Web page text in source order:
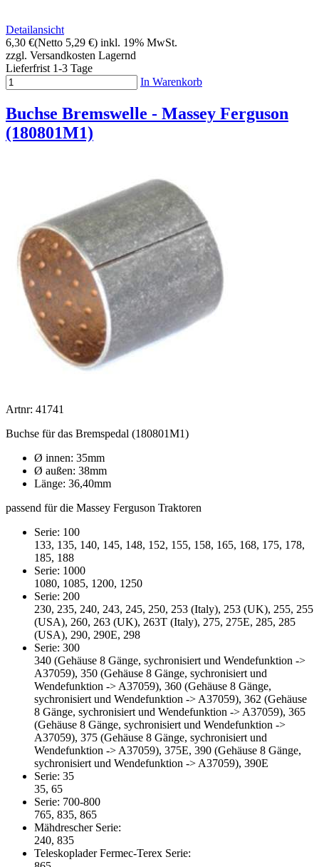
Detailansicht
6,30 €(Netto 5,29 €) inkl. 19% MwSt.
zzgl. Versandkosten Lagernd
Lieferfrist 1-3 Tage
In Warenkorb
Buchse Bremswelle - Massey Ferguson
(180801M1)
Artnr: 41741
Buchse für das Bremspedal (180801M1)
Ø innen: 35mm
Ø außen: 38mm
Länge: 36,40mm
passend für die Massey Ferguson Traktoren
Serie: 100
133, 135, 140, 145, 148, 152, 155, 158, 165, 168, 175, 178,
185, 188
Serie: 1000
1080, 1085, 1200, 1250
Serie: 200
230, 235, 240, 243, 245, 250, 253 (Italy), 253 (UK), 255, 255
(USA), 260, 263 (UK), 263T (Italy), 275, 275E, 285, 285
(USA), 290, 290E, 298
Serie: 300
340 (Gehäuse 8 Gänge, sychronisiert und Wendefunktion ->
A37059), 350 (Gehäuse 8 Gänge, sychronisiert und
Wendefunktion -> A37059), 360 (Gehäuse 8 Gänge,
sychronisiert und Wendefunktion -> A37059), 362 (Gehäuse
8 Gänge, sychronisiert und Wendefunktion -> A37059), 365
(Gehäuse 8 Gänge, sychronisiert und Wendefunktion ->
A37059), 375 (Gehäuse 8 Gänge, sychronisiert und
Wendefunktion -> A37059), 375E, 390 (Gehäuse 8 Gänge,
sychronisiert und Wendefunktion -> A37059), 390E
Serie: 35
35, 65
Serie: 700-800
765, 835, 865
Mähdrescher Serie:
240, 835
Teleskoplader Fermec-Terex Serie: